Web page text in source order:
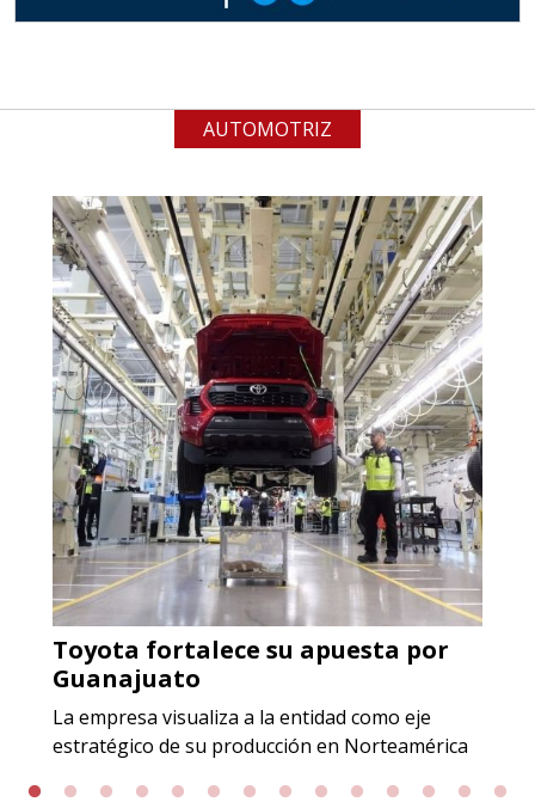
(especialmente para grafito) y
Empresa en Jalisco
Requiere:
ACERO INOXIDABLE
Especificaciones:
Incluyendo grado 304. Requisitos:
Garantizar composición química y
origen adecuados (especialmente
para grafito) y contar con sistemas
de calidad y gestión ambiental.
Aplicar al Requerimiento
Empresa en Jalisco
Requiere:
GRAFITO LAMINADO EN
ROLLO
AUTOMOTRIZ
Toyota fortalece su apuesta por
Guanajuato
La empresa visualiza a la entidad como eje
estratégico de su producción en Norteamérica